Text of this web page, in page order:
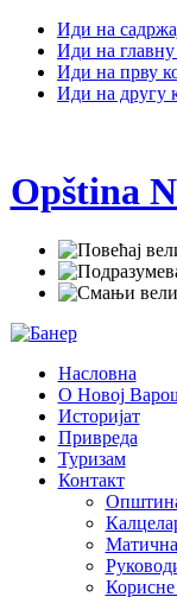
Иди на
Иди на главну
Иди на прву
Иди на другу
Opština
Насловна
О Новој
Историјат
Привреда
Туризам
Контакт